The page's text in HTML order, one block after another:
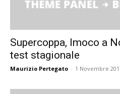
Supercoppa, Imoco a
test stagionale
Maurizio Pertegato - 1 Novembre